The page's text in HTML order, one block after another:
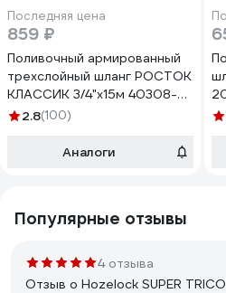
Последняя цена
859 ₽
Поливочный армированный
трехслойный шланг РОСТОК
КЛАССИК 3/4"x15м 40308-
3/4-15_z01
2.8(100)
Аналоги
Популярные отзывы
4 отзыва
Отзыв о Hozelock SUPER